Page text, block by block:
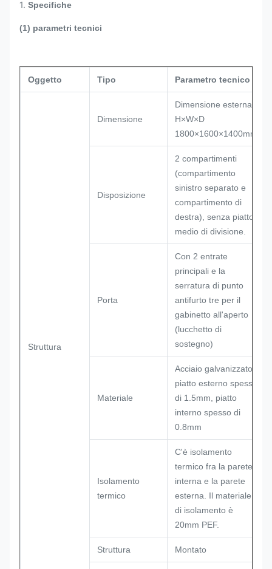
1. Specifiche
(1) parametri tecnici
Oggetto Tipo Parametro tecnico
Struttura
Dimensione
Dimensione esterna:
H×W×D
1800×1600×1400mm
Disposizione
2 compartimenti
(compartimento
sinistro separato e
compartimento di
destra), senza piatto
medio di divisione.
Porta
Con 2 entrate
principali e la
serratura di punto
antifurto tre per il
gabinetto all'aperto
(lucchetto di
sostegno)
Materiale
Acciaio galvanizzato;
piatto esterno spesso
di 1.5mm, piatto
interno spesso di
0.8mm
Isolamento
termico
C'è isolamento
termico fra la parete
interna e la parete
esterna. Il materiale
di isolamento è
20mm PEF.
Struttura Montato